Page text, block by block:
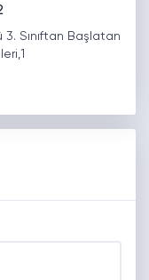
Sınıftan Başlatan